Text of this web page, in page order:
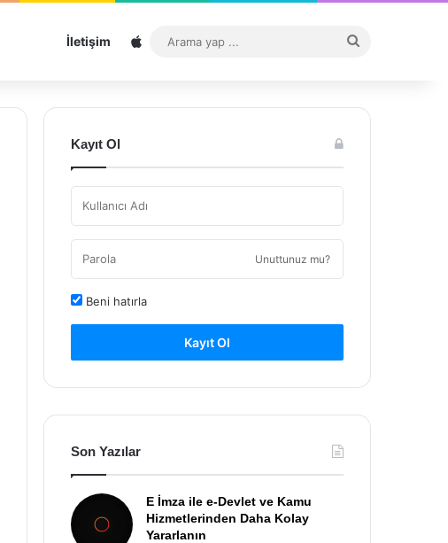
İletişim Sitemap
...
Kayıt Ol
Unuttunuz mu?
Beni hatırla
Kayıt Ol
Son Yazılar
E İmza ile e-Devlet ve Kamu
Hizmetlerinden Daha Kolay
Yararlanın